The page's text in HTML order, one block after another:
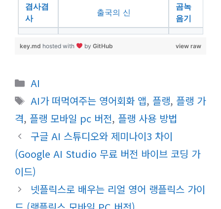
겸사겸
사
출국의 신
곰녹
음기
view raw
key.md hosted with by GitHub
카
테
리
AI
태
그
AI가 떠먹여주는 영어회화 앱, 플랭, 플랭 가
격, 플랭 모바일 pc 버전, 플랭 사용 방법
구글 AI 스튜디오와 제미나이3 차이
(Google AI Studio 무료 버전 바이브 코딩 가
이드)
넷플릭스로 배우는 리얼 영어 랭플릭스 가이